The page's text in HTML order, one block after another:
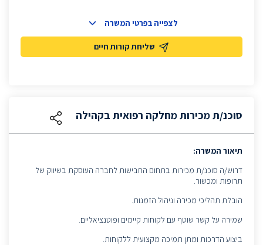
שליחת קורות חיים
לצפייה בפרטי המשרה
סוכנ/ת מכירות מחלקה רפואית בקהילה
תיאור המשרה:
דרוש/ה סוכנ/ת מכירות בתחום החבישות לחברה העוסקת בשיווק של
תרופות ומכשור.
הובלת תהליכי מכירה וניהול הזמנות.
שמירה על קשר שוטף עם לקוחות קיימים ופוטנציאליים.
ביצוע הדרכות ומתן תמיכה מקצועית ללקוחות.